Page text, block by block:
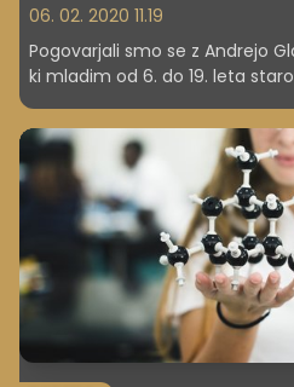
06. 02. 2020 11.19
Pogovarjali smo se z Andrejo
ki mladim od 6. do 19. leta
Nekateri, ki pridejo k njim,
začrtano, drugi so zmedeni.